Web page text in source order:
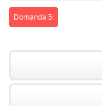
Domanda 5: